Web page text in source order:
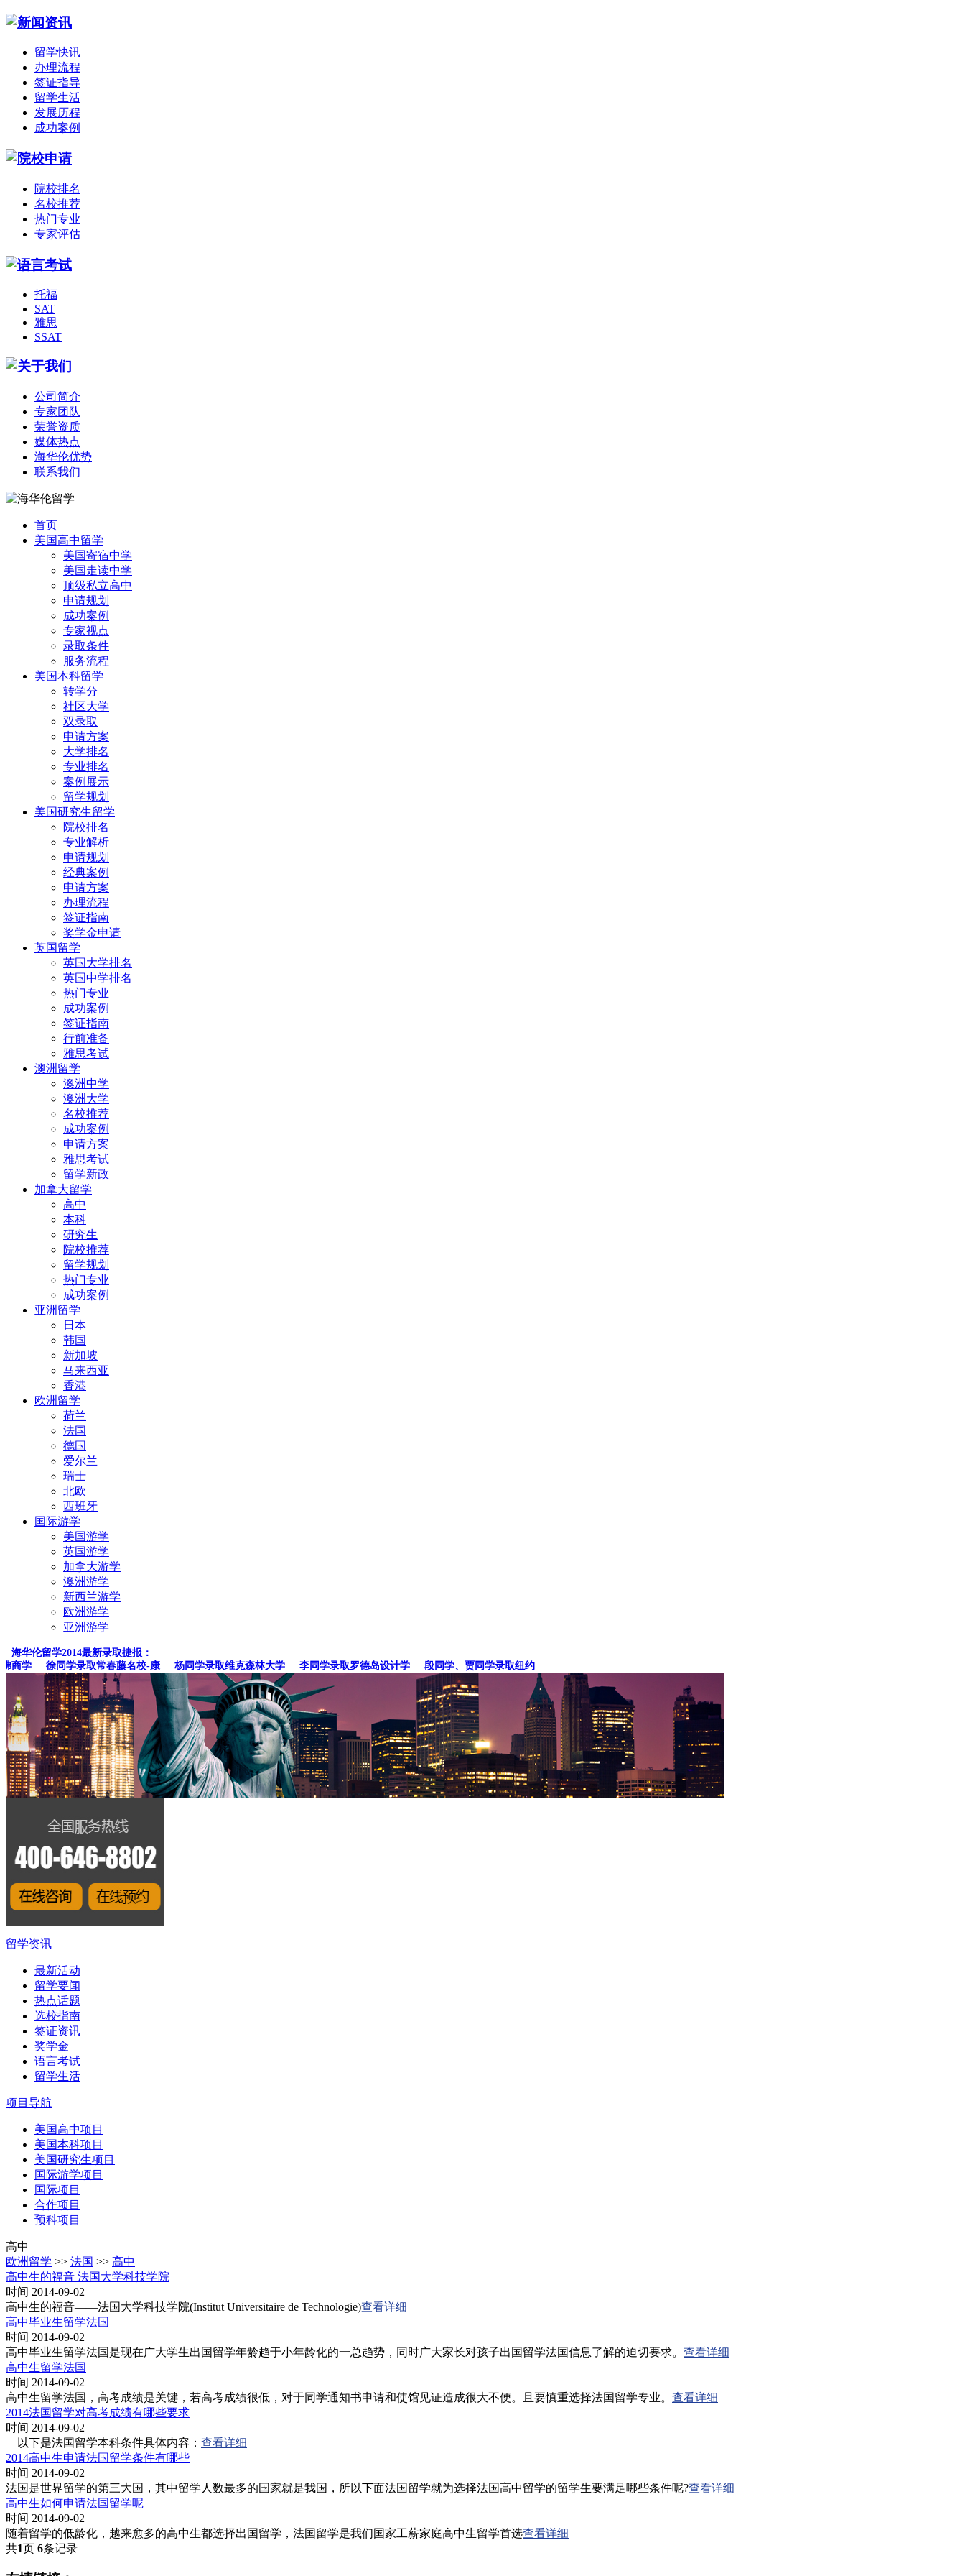
留学快讯
办理流程
签证指导
留学生活
发展历程
成功案例
院校排名
名校推荐
热门专业
专家评估
托福
SAT
雅思
SSAT
公司简介
专家团队
荣誉资质
媒体热点
海华伦优势
联系我们
首页
美国高中留学
美国寄宿中学
美国走读中学
顶级私立高中
申请规划
成功案例
专家视点
录取条件
服务流程
美国本科留学
转学分
社区大学
双录取
申请方案
大学排名
专业排名
案例展示
留学规划
美国研究生留学
院校排名
专业解析
申请规划
经典案例
申请方案
办理流程
签证指南
奖学金申请
英国留学
英国大学排名
英国中学排名
热门专业
成功案例
签证指南
行前准备
雅思考试
澳洲留学
澳洲中学
澳洲大学
名校推荐
成功案例
申请方案
雅思考试
留学新政
加拿大留学
高中
本科
研究生
院校推荐
留学规划
热门专业
成功案例
亚洲留学
日本
韩国
新加坡
马来西亚
香港
欧洲留学
荷兰
法国
德国
爱尔兰
瑞士
北欧
西班牙
国际游学
美国游学
英国游学
加拿大游学
澳洲游学
新西兰游学
欧洲游学
亚洲游学
海华伦留学2014最新录取捷报：
学
徐同学录取常春藤名校-康 杨同学录取维克森林大学 李同学录取罗德岛设计学 段同学、贾同学录取纽约 张同学录取卡内基梅陇大
留学资讯
最新活动
留学要闻
热点话题
选校指南
签证资讯
奖学金
语言考试
留学生活
项目导航
美国高中项目
美国本科项目
美国研究生项目
国际游学项目
国际项目
合作项目
预科项目
高中
欧洲留学 >> 法国 >> 高中
高中生的福音 法国大学科技学院
时间 2014-09-02
高中生的福音——法国大学科技学院(Institut Universitaire de Technologie)查看详细
高中毕业生留学法国
时间 2014-09-02
高中毕业生留学法国是现在广大学生出国留学年龄趋于小年龄化的一总趋势，同时广大家长对孩子出国留学法国信息了解的迫切要求。 查看详细
高中生留学法国
时间 2014-09-02
高中生留学法国，高考成绩是关键，若高考成绩很低，对于同学通知书申请和使馆见证造成很大不便。且要慎重选择法国留学专业。 查看详细
2014法国留学对高考成绩有哪些要求
时间 2014-09-02
以下是法国留学本科条件具体内容： 查看详细
2014高中生申请法国留学条件有哪些
时间 2014-09-02
法国是世界留学的第三大国，其中留学人数最多的国家就是我国，所以下面法国留学就为选择法国高中留学的留学生要满足哪些条件呢?查看详细
高中生如何申请法国留学呢
时间 2014-09-02
随着留学的低龄化，越来愈多的高中生都选择出国留学，法国留学是我们国家工薪家庭高中生留学首选查看详细
共1页 6条记录